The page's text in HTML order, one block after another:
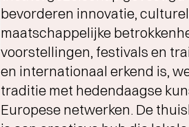
bevorderen innovatie,
maatschappelijke
voorstellingen, festivals en
en internationaal erkend is,
traditie met hedendaagse
Europese netwerken. De